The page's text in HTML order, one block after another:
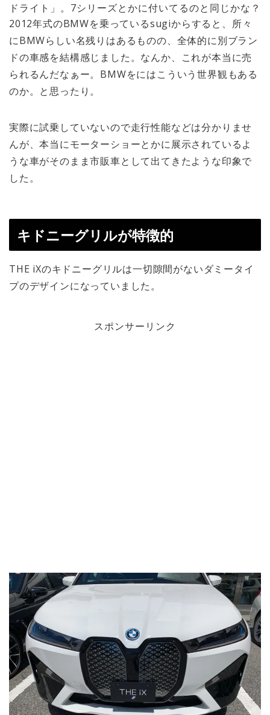
ドライト」。7シリーズとかに付いてるのと同じかな？
2012年式のBMWを乗っているsugiからすると、所々
にBMWらしい名残りはあるものの、全体的に別ブラン
ドの車感を結構感じました。なんか、これが本当に売
られるんだなぁー。BMWをにはこういう世界観もある
のか。と思ったり。
実際に試乗していないので走行性能などは分かりませ
んが、本当にモーターショーとかに展示されているよ
うな車がそのまま市販車として出てきたような印象で
した。
キドニーグリルが特徴的
THE iXのキドニーグリルは一切隙間がないダミータイ
プのデザインになっていました。
スポンサーリンク